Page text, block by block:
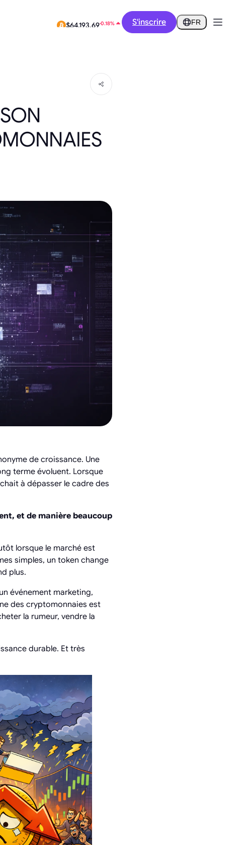
$0.2577 -9.48% S'inscrire FR
de croissance. Une
terme évoluent. Lorsque
à dépasser le cadre des
et de manière beaucoup
lorsque le marché est
simples, un token change
plus.
événement marketing,
des cryptomonnaies est
la rumeur, vendre la
durable. Et très